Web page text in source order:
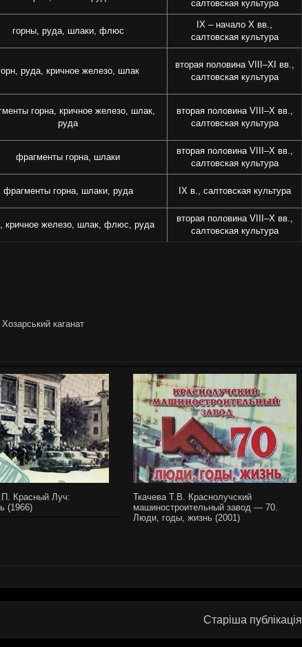
салтовская культура
горны, руда, шлаки, флюс
IX – начало X вв.,
салтовская культура
руда, кричное железо, шлак
вторая половина VIII–XI вв.,
салтовская культура
горна, кричное железо, шлак,
руда
вторая половина VIII–X вв.,
салтовская культура
фрагменты горна, шлаки
вторая половина VIII–X вв.,
салтовская культура
фрагменты горна, шлаки, руда IX в., салтовская культура
кричное железо, шлак, флюс, руда
вторая половина VIII–X вв.,
салтовская культура
Хозарський каганат
Красный Луч:
(1966)
Ткачева Т.В. Краснолучский
машиностроительный завод — 70.
Люди, годы, жизнь (2001)
Старіша публікація